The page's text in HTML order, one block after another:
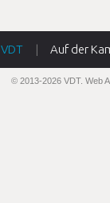
VDT | Auf der
© 2013-2026 VDT. Web